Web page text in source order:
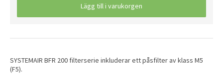
Lägg till i varukorgen
SYSTEMAIR BFR 200 filterserie inkluderar ett påsfilter av klass M5
(F5).